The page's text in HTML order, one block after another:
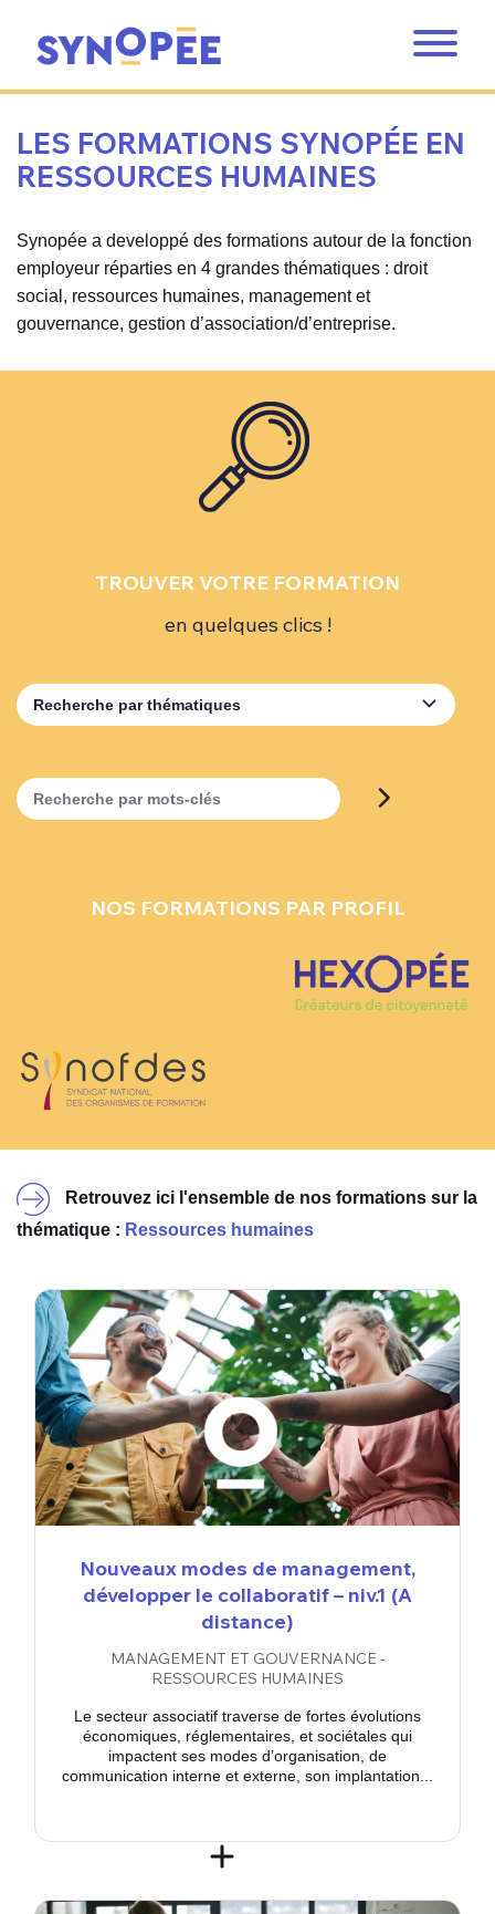
LES FORMATIONS SYNOPÉE EN
RESSOURCES HUMAINES
Synopée a developpé des formations autour de la fonction
employeur réparties en 4 grandes thématiques : droit
social, ressources humaines, management et
gouvernance, gestion d’association/d’entreprise.
TROUVER VOTRE FORMATION
en quelques clics !
Recherche par thématiques
Recherche par mots-clés
NOS FORMATIONS PAR PROFIL
Retrouvez ici l'ensemble de nos formations sur la
thématique : Ressources humaines
Nouveaux modes de management,
développer le collaboratif – niv.1 (A
distance)
MANAGEMENT ET GOUVERNANCE -
RESSOURCES HUMAINES
Le secteur associatif traverse de fortes évolutions
économiques, réglementaires, et sociétales qui
impactent ses modes d’organisation, de
communication interne et externe, son implantation...